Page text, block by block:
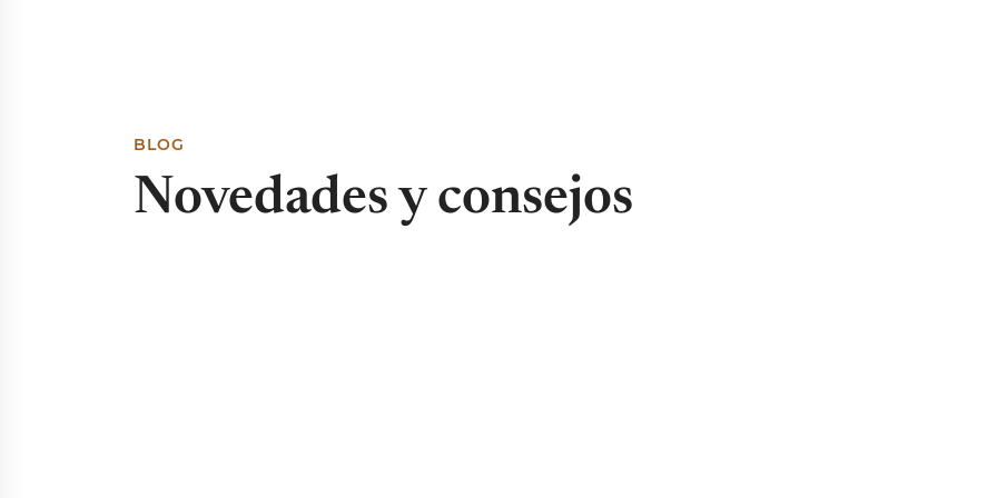
BLOG
Novedades y consejos